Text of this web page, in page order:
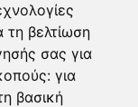
βελτίωση
σας για
για
βασική
Services
|Δήλωση
Cookies